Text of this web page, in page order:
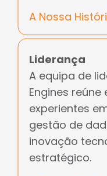
A Nossa
Liderança
A equipa de
Engines
experientes
gestão de
inovação
estratégico.